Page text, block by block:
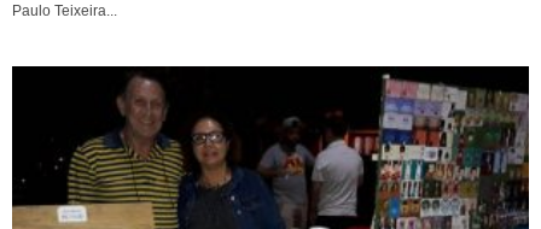
Paulo Teixeira...